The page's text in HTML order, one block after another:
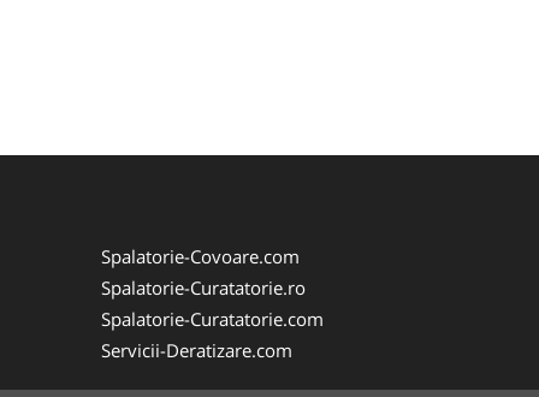
Spalatorie-Covoare.com
Spalatorie-Curatatorie.ro
Spalatorie-Curatatorie.com
Servicii-Deratizare.com